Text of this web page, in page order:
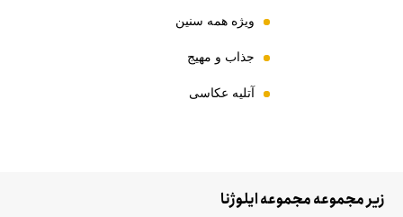
ویژه همه سنین
جذاب و مهیج
آتلیه عکاسی
زیر مجموعه مجموعه ایلوژنا